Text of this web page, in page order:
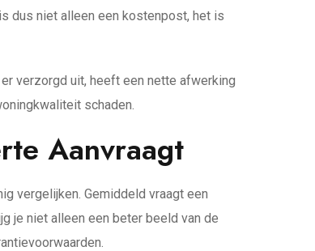
dus niet alleen een kostenpost, het is
verzorgd uit, heeft een nette afwerking
schaden.
Aanvraagt
vergelijken. Gemiddeld vraagt een
je niet alleen een beter beeld van de